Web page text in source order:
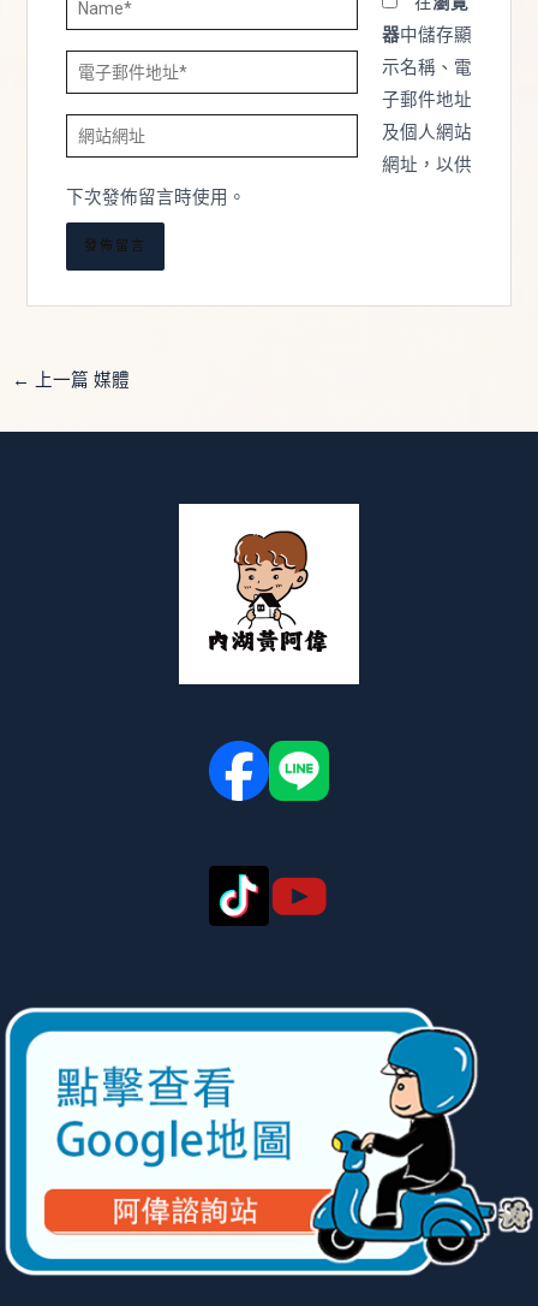
電
子
郵
件
地
址
網
站
網
址
器中儲存顯
示名稱、電
子郵件地址
及個人網站
網址，以供
下次發佈留言時使用。
← 上一篇 媒體